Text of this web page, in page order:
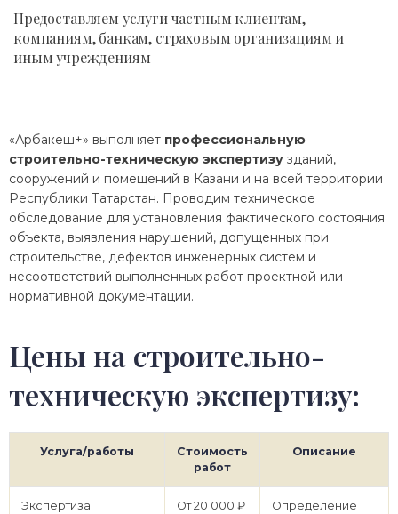
Предоставляем услуги частным клиентам,
компаниям, банкам, страховым организациям и
иным учреждениям
«Арбакеш+» выполняет профессиональную
строительно-техническую экспертизу зданий,
сооружений и помещений в Казани и на всей территории
Республики Татарстан. Проводим техническое
обследование для установления фактического состояния
объекта, выявления нарушений, допущенных при
строительстве, дефектов инженерных систем и
несоответствий выполненных работ проектной или
нормативной документации.
Цены на строительно-
техническую экспертизу:
Услуга/работы
Стоимость
работ
Описание
Экспертиза
От 20 000 ₽
Определение